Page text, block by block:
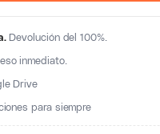
Devolución del 100%.
inmediato.
Drive
para siempre